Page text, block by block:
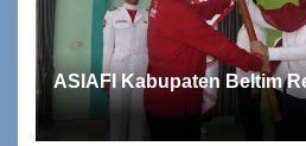
ASIAFI Kabupaten Beltim